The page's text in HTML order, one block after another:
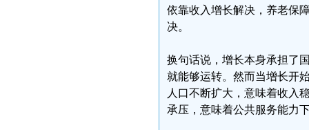
依靠收入增长解决，养老保
决。
换句话说，增长本身承担了
就能够运转。然而当增长开
人口不断扩大，意味着收入
承压，意味着公共服务能力